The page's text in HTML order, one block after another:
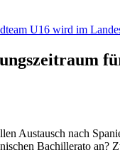
U16 wird im
Austausch nach
Bachillerato an?